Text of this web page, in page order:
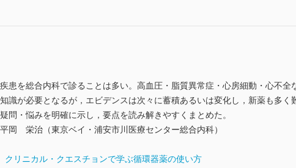
患を総合内科で診ることは多い。高血圧・脂質異常症・心房細動・心不
識が必要となるが，エビデンスは次々に蓄積あるいは変化し，新薬も多
問・悩みを明確に示し，要点を読み解きやすくまとめた。
岡 栄治（東京ベイ・浦安市川医療センター総合内科）
リニカル・クエスチョンで学ぶ循環器薬の使い方